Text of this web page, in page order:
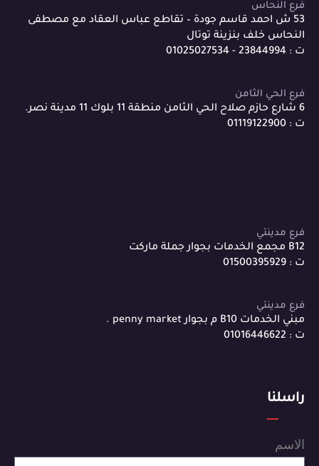
فرع النحاس
53 ش احمد قاسم جودة – تقاطع عباس العقاد مع مصطفى
النحاس خلف بنزينة توتال
ت : 23844994 - 01025027534
فرع الحي الثامن
6 شارع حازم صلاح الحي الثامن منطقة 11 بلوك 11 مدينة نصر.
ت : 01119122900
فرع مدينتي
B12 مجمع الخدمات بجوار جملة ماركت
ت : 01500395929
فرع مدينتي
مبني الخدمات B10 م بجوار penny market .
ت : 01016446622
راسلنا
الاسم